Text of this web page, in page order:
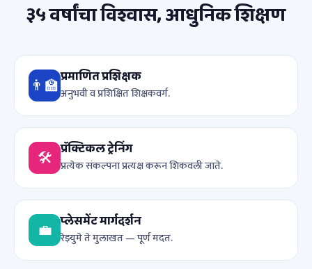
३५ वर्षांचा विश्वास, आधुनिक शिक्षण
👨‍🏫प्रमाणित प्रशिक्षक
अनुभवी व प्रशिक्षित शिक्षकवर्ग.
🛠️ प्रॅक्टिकल ट्रेनिंग
प्रत्येक संकल्पना प्रत्यक्ष करून शिकवली जाते.
💼 प्लेसमेंट मार्गदर्शन
रेझ्युमे ते मुलाखत — पूर्ण मदत.